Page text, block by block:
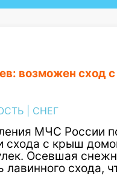
возможен сход
СНЕГ
МЧС России
с крыш
Осевшая
лавинного схода,